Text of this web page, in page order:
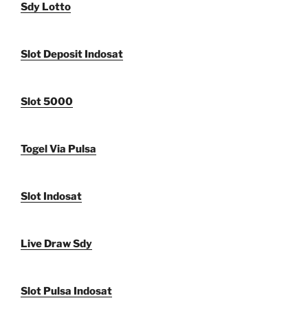
Sdy Lotto
Slot Deposit Indosat
Slot 5000
Togel Via Pulsa
Slot Indosat
Live Draw Sdy
Slot Pulsa Indosat